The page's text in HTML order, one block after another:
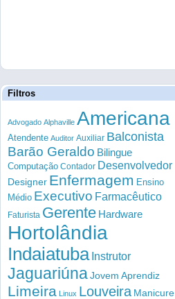
Filtros
Advogado Alphaville Americana
Atendente Auditor Auxiliar Balconista
Barão Geraldo Bilingue
Computação Contador Desenvolvedor
Designer Enfermagem Ensino
Médio Executivo Farmacêutico
Faturista Gerente Hardware
Hortolândia
Indaiatuba Instrutor
Jaguariúna Jovem Aprendiz
Limeira Linux Louveira Manicure